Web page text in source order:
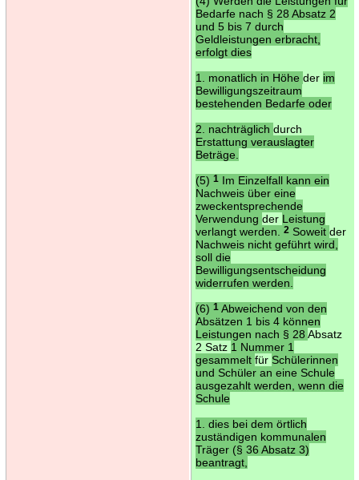
Bedarfe nach § 28 Absatz 2
und 5 bis 7 durch
Geldleistungen erbracht,
erfolgt dies
1. monatlich in Höhe der im
Bewilligungszeitraum
bestehenden Bedarfe oder
2. nachträglich durch
Erstattung verauslagter
Beträge.
(5) 1Im Einzelfall kann ein
Nachweis über eine
zweckentsprechende
Verwendung der Leistung
verlangt werden.
2Soweit der
Nachweis nicht geführt wird,
soll die
Bewilligungsentscheidung
widerrufen werden.
(6) 1Abweichend von den
Absätzen 1 bis 4 können
Leistungen nach § 28 Absatz
2 Satz 1 Nummer 1
gesammelt für Schülerinnen
und Schüler an eine Schule
ausgezahlt werden, wenn die
Schule
1. dies bei dem örtlich
zuständigen kommunalen
Träger (§ 36 Absatz 3)
beantragt,